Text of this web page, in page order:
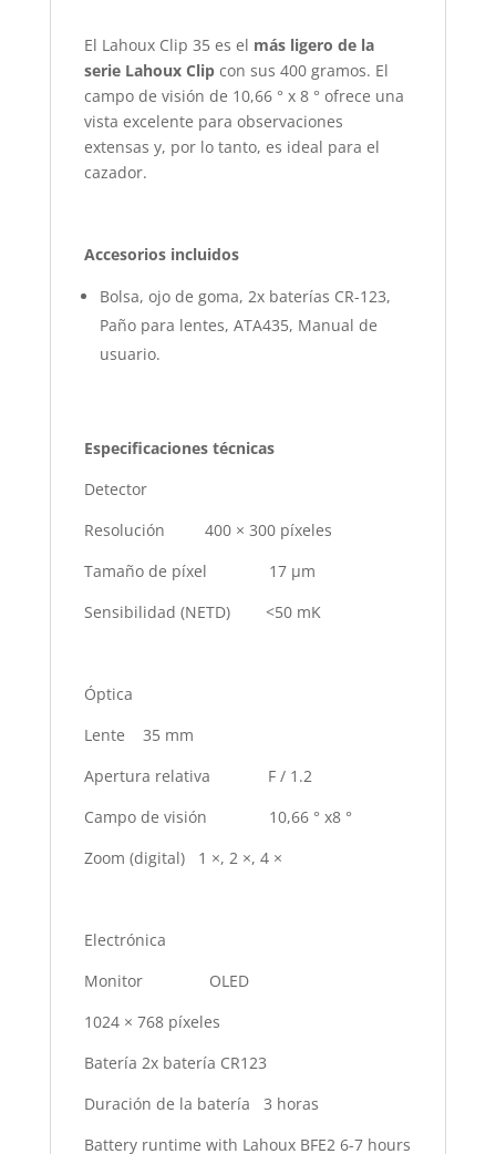
El Lahoux Clip 35 es el más ligero de la
serie Lahoux Clipcon sus 400 gramos. El
campo de visión de 10,66 ° x 8 ° ofrece una
vista excelente para observaciones
extensas y, por lo tanto, es ideal para el
cazador.
Accesorios incluidos
Bolsa, ojo de goma, 2x baterías CR-123,
Paño para lentes, ATA435, Manual de
usuario.
Especificaciones técnicas
Detector
Resolución 400 × 300 píxeles
Tamaño de píxel 17 µm
Sensibilidad (NETD) <50 mK
Óptica
Lente 35 mm
Apertura relativa F / 1.2
Campo de visión 10,66 ° x8 °
Zoom (digital) 1 ×, 2 ×, 4 ×
Electrónica
Monitor OLED
1024 × 768 píxeles
Batería 2x batería CR123
Duración de la batería 3 horas
Battery runtime with Lahoux BFE2 6-7 hours